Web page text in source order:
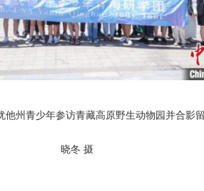
州青少年参访青藏高原野生动物园并合影
晓冬 摄